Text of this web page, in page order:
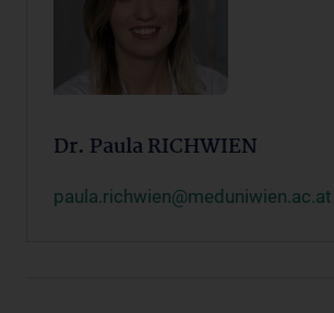
Dr. Paula RICHWIEN
paula.richwien@meduniwien.ac.at